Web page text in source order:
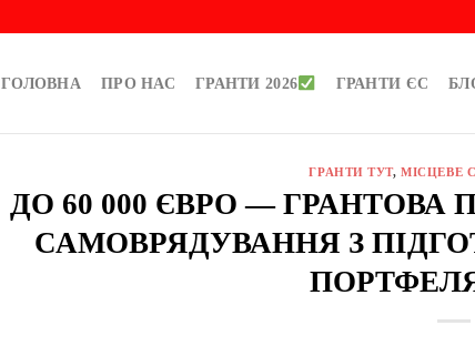
ГОЛОВНА ПРО НАС ГРАНТИ 2026 ГРАНТИ ЄС
ГРАНТИ ТУТ,МІСЦЕВЕ
ДО 60 000 ЄВРО —
САМОВРЯДУВАННЯ З
ПОРТФЕЛЯ